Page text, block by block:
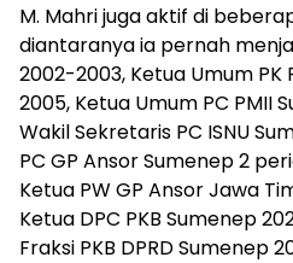
M. Mahri juga aktif di
diantaranya ia pernah
2002-2003, Ketua Umum PK
2005, Ketua Umum PC PMII
Wakil Sekretaris PC ISNU
PC GP Ansor Sumenep 2
Ketua PW GP Ansor Jawa
Ketua DPC PKB Sumenep
Fraksi PKB DPRD Sumenep